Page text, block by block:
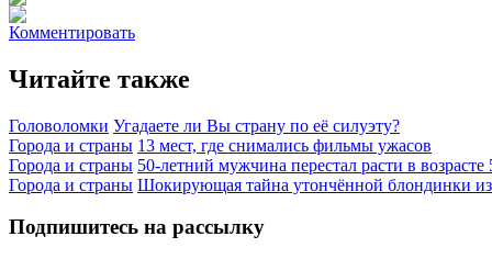
Комментировать
Читайте также
Головоломки Угадаете ли Вы страну по её силуэту?
Города и страны 13 мест, где снимались фильмы ужасов
Города и страны 50-летний мужчина перестал расти в возрасте
Города и страны Шокирующая тайна утончённой блондинки
Подпишитесь на рассылку